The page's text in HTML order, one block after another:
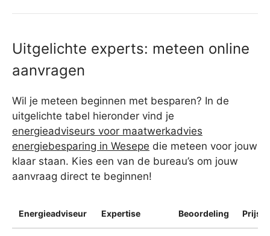
Uitgelichte experts: meteen online
aanvragen
Wil je meteen beginnen met besparen? In de
uitgelichte tabel hieronder vind je
energieadviseurs voor maatwerkadvies
energiebesparing in Wesepe die meteen voor jouw
klaar staan. Kies een van de bureau’s om jouw
aanvraag direct te beginnen!
Energieadviseur Expertise Beoordeling